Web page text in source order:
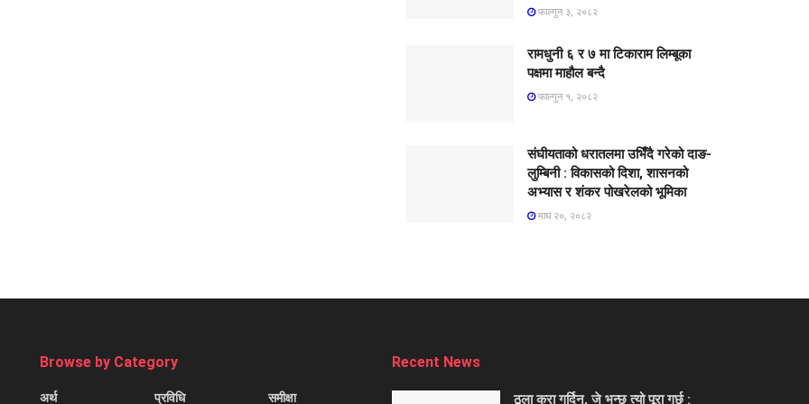
फाल्गुन ३, २०८२
रामधुनी ६ र ७ मा टिकाराम लिम्बूका
पक्षमा माहौल बन्दै
फाल्गुन १, २०८२
संघीयताको धरातलमा उभिँदै गरेको दाङ-
लुम्बिनी : विकासको दिशा, शासनको
अभ्यास र शंकर पोखरेलको भूमिका
माघ २०, २०८२
Browse by Category
अर्थ प्रविधि समीक्षा
Recent News
ठूला कुरा गर्दिन, जे भन्छु त्यो पूरा गर्छु :